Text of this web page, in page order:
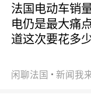
法国电动车销
电仍是最大痛
道这次要花多
闲聊法国 新闻我